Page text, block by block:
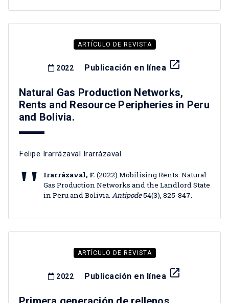
ARTÍCULO DE REVISTA
2022 Publicación en línea launch
Natural Gas Production Networks,
Rents and Resource Peripheries in Peru
and Bolivia.
Felipe Irarrázaval Irarrázaval
Irarrázaval, F. (2022) Mobilising Rents: Natural
Gas Production Networks and the Landlord State
in Peru and Bolivia. Antipode54(3), 825-847.
ARTÍCULO DE REVISTA
2022 Publicación en línea launch